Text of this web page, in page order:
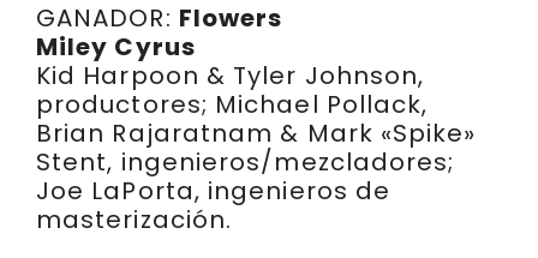
GANADOR: Flowers
Miley Cyrus
Kid Harpoon & Tyler Johnson,
productores; Michael Pollack,
Brian Rajaratnam & Mark «Spike»
Stent, ingenieros/mezcladores;
Joe LaPorta, ingenieros de
masterización.